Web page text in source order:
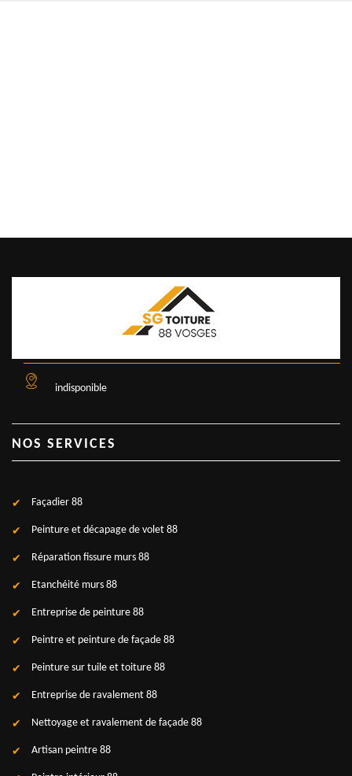
indisponible
NOS SERVICES
Façadier 88
Peinture et décapage de volet 88
Réparation fissure murs 88
Etanchéité murs 88
Entreprise de peinture 88
Peintre et peinture de façade 88
Peinture sur tuile et toiture 88
Entreprise de ravalement 88
Nettoyage et ravalement de façade 88
Artisan peintre 88